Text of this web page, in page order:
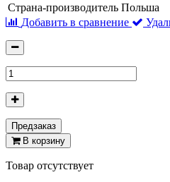
Страна-производитель Польша
Добавить в сравнение
Предзаказ
В корзину
Товар отсутствует